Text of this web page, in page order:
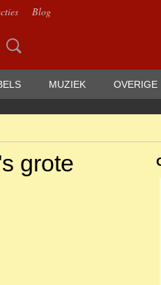
Blog
MUZIEK OVERIGE
grote